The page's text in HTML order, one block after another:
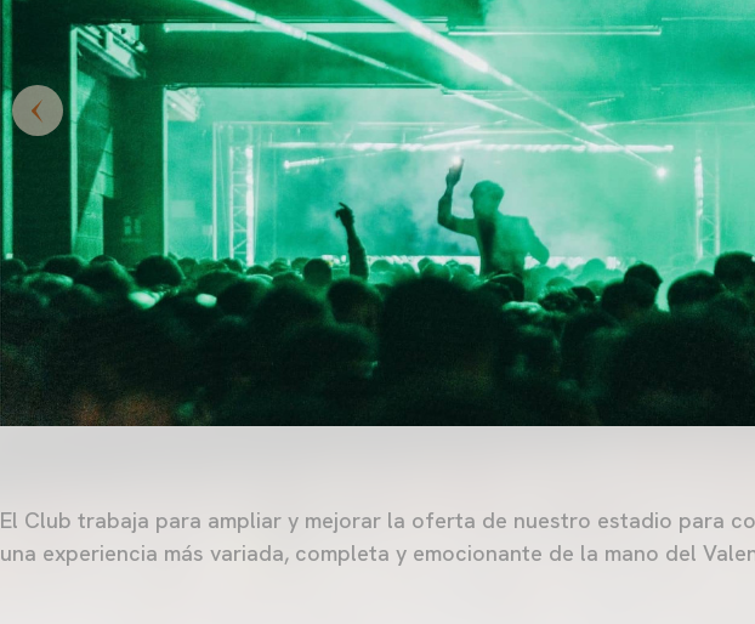
El Club trabaja para ampliar y mejorar la oferta de nuestro estadio para
una experiencia más variada, completa y emocionante de la mano del